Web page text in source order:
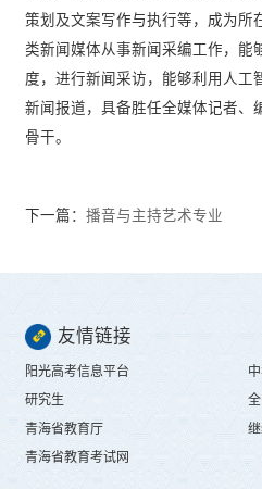
策划及文案写作与执行等，成为所
类新闻媒体从事新闻采编工作，能
度，进行新闻采访，能够利用人工
新闻报道，具备胜任全媒体记者、
骨干。
下一篇： 播音与主持艺术专业
友情链接
阳光高考信息平台
研究生
青海省教育厅
青海省教育考试网